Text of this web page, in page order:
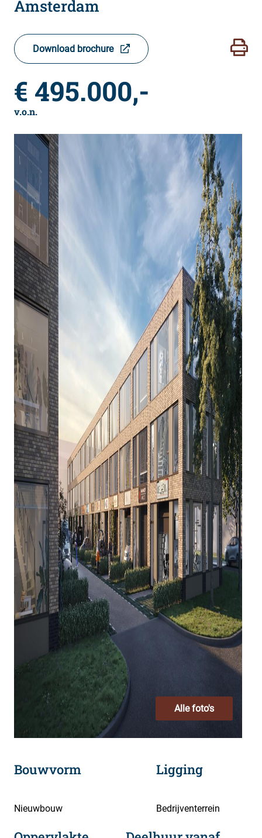
Amsterdam
Download brochure
€ 495.000,-
v.o.n.
Alle foto's
Bouwvorm
Nieuwbouw
Ligging
Bedrijventerrein